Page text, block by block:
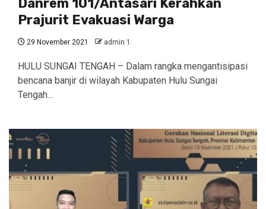
Danrem 101/Antasari Kerahkan
Prajurit Evakuasi Warga
29 November 2021 admin 1
HULU SUNGAI TENGAH – Dalam rangka mengantisipasi
bencana banjir di wilayah Kabupaten Hulu Sungai
Tengah…